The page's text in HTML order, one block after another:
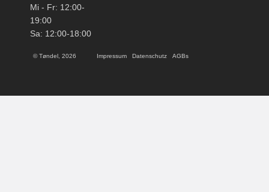
Mi - Fr: 12:00-
19:00
Sa: 12:00-18:00
© Tøndel, 2026 Impressum Datenschutz AGBs